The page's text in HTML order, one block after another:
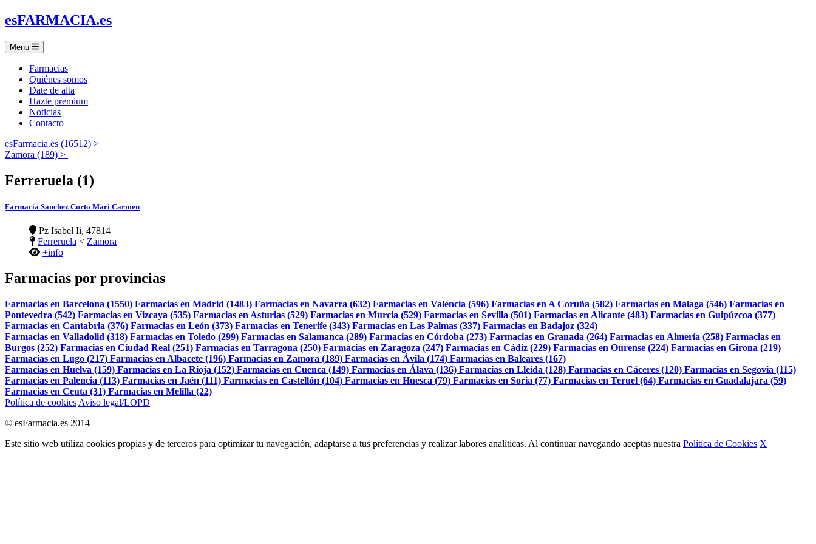
esFARMACIA.es
Menu
Farmacias
Quiénes somos
Date de alta
Hazte premium
Noticias
Contacto
esFarmacia.es (16512) >
Zamora (189) >
Ferreruela (1)
Farmacia Sanchez Curto Mari Carmen
Pz Isabel Ii, 47814
Ferreruela < Zamora
+info
Farmacias por provincias
Farmacias en Barcelona (1550) Farmacias en Madrid (1483) Farmacias en Navarra (632) Farmacias en Valencia (596) Farmacias en A Coruña (582) Farmacias en Málaga (546) Farmacias en
Pontevedra (542) Farmacias en Vizcaya (535) Farmacias en Asturias (529) Farmacias en Murcia (529) Farmacias en Sevilla (501) Farmacias en Alicante (483) Farmacias en Guipúzcoa (377)
Farmacias en Cantabria (376) Farmacias en León (373) Farmacias en Tenerife (343) Farmacias en Las Palmas (337) Farmacias en Badajoz (324)
Farmacias en Valladolid (318) Farmacias en Toledo (299) Farmacias en Salamanca (289) Farmacias en Córdoba (273) Farmacias en Granada (264) Farmacias en Almería (258) Farmacias en
Burgos (252) Farmacias en Ciudad Real (251) Farmacias en Tarragona (250) Farmacias en Zaragoza (247) Farmacias en Cádiz (229) Farmacias en Ourense (224) Farmacias en Girona (219)
Farmacias en Lugo (217) Farmacias en Albacete (196) Farmacias en Zamora (189) Farmacias en Ávila (174) Farmacias en Baleares (167)
Farmacias en Huelva (159) Farmacias en La Rioja (152) Farmacias en Cuenca (149) Farmacias en Álava (136) Farmacias en Lleida (128) Farmacias en Cáceres (120) Farmacias en Segovia (115)
Farmacias en Palencia (113) Farmacias en Jaén (111) Farmacias en Castellón (104) Farmacias en Huesca (79) Farmacias en Soria (77) Farmacias en Teruel (64) Farmacias en Guadalajara (59)
Farmacias en Ceuta (31) Farmacias en Melilla (22)
Política de cookies Aviso legal/LOPD
© esFarmacia.es 2014
Este sitio web utiliza cookies propias y de terceros para optimizar tu navegación, adaptarse a tus preferencias y realizar labores analíticas. Al continuar navegando aceptas nuestra Política de Cookies X